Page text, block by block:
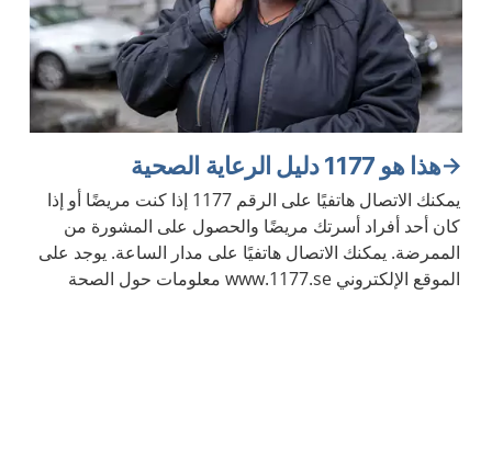
هذا هو 1177 دليل الرعاية الصحية
يمكنك الاتصال هاتفيًا على الرقم 1177 إذا كنت مريضًا أو إذا
كان أحد أفراد أسرتك مريضًا والحصول على المشورة من
الممرضة. يمكنك الاتصال هاتفيًا على مدار الساعة. يوجد على
الموقع الإلكتروني www.1177.se معلومات حول الصحة